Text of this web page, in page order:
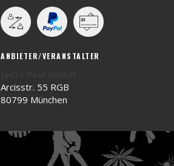
ANBIETER/VERANSTALTER
Arcisstr. 55 RGB
80799 München